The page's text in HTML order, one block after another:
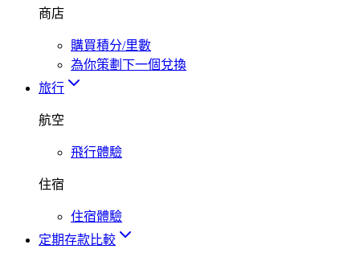
商店
購買積分/里數
為你策劃下一個兌換
旅行
航空
飛行體驗
住宿
住宿體驗
定期存款比較